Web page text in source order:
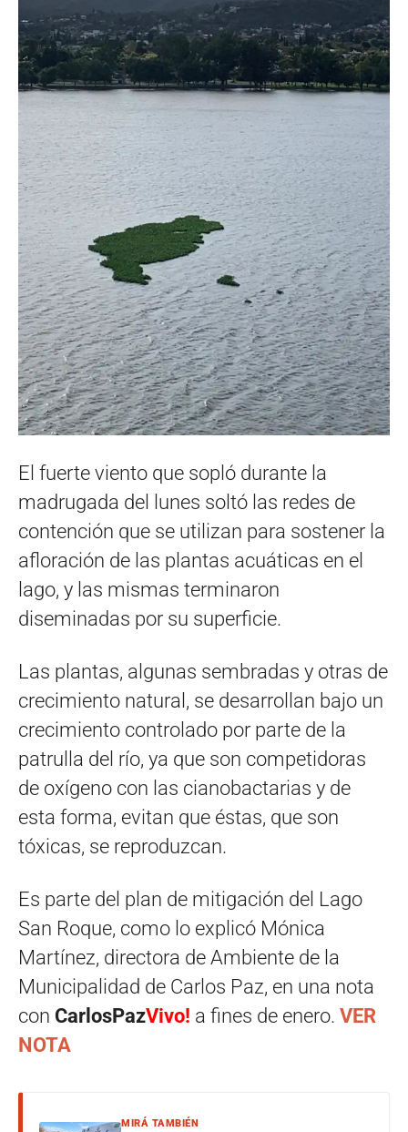
El fuerte viento que sopló durante la
madrugada del lunes soltó las redes de
contención que se utilizan para sostener la
afloración de las plantas acuáticas en el
lago, y las mismas terminaron
diseminadas por su superficie.
Las plantas, algunas sembradas y otras de
crecimiento natural, se desarrollan bajo un
crecimiento controlado por parte de la
patrulla del río, ya que son competidoras
de oxígeno con las cianobactarias y de
esta forma, evitan que éstas, que son
tóxicas, se reproduzcan.
Es parte del plan de mitigación del Lago
San Roque, como lo explicó Mónica
Martínez, directora de Ambiente de la
Municipalidad de Carlos Paz, en una nota
con CarlosPazVivo! a fines de enero. VER
NOTA
MIRÁ TAMBIÉN